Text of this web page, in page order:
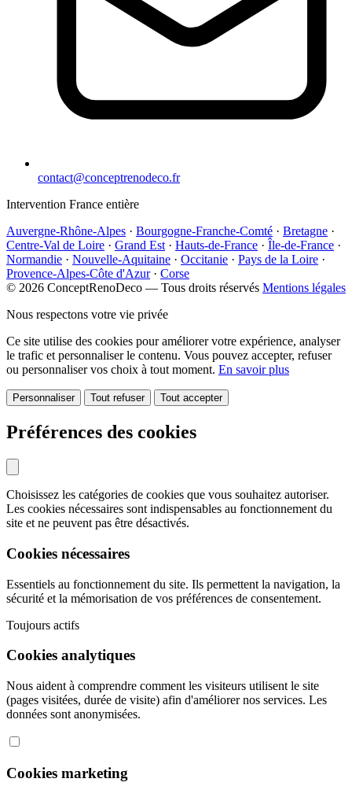
contact@conceptrenodeco.fr
Intervention France entière
Auvergne-Rhône-Alpes · Bourgogne-Franche-Comté · Bretagne ·
Centre-Val de Loire · Grand Est · Hauts-de-France · Île-de-France ·
Normandie · Nouvelle-Aquitaine · Occitanie · Pays de la Loire ·
Provence-Alpes-Côte d'Azur · Corse
© 2026 ConceptRenoDeco — Tous droits réservés Mentions légales
Nous respectons votre vie privée
Ce site utilise des cookies pour améliorer votre expérience, analyser
le trafic et personnaliser le contenu. Vous pouvez accepter, refuser
ou personnaliser vos choix à tout moment. En savoir plus
Personnaliser Tout refuser Tout accepter
Préférences des cookies
Choisissez les catégories de cookies que vous souhaitez autoriser.
Les cookies nécessaires sont indispensables au fonctionnement du
site et ne peuvent pas être désactivés.
Cookies nécessaires
Essentiels au fonctionnement du site. Ils permettent la navigation, la
sécurité et la mémorisation de vos préférences de consentement.
Toujours actifs
Cookies analytiques
Nous aident à comprendre comment les visiteurs utilisent le site
(pages visitées, durée de visite) afin d'améliorer nos services. Les
données sont anonymisées.
Cookies marketing